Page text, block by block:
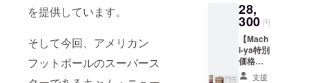
を提供しています。
そして今回、アメリカン
フットボールのスーパース
（Back
pack）
1個 ・
フィー
ルド
パック
（Field
28,
300 円
【Mach
i-ya特別
価格
29%OF
支援